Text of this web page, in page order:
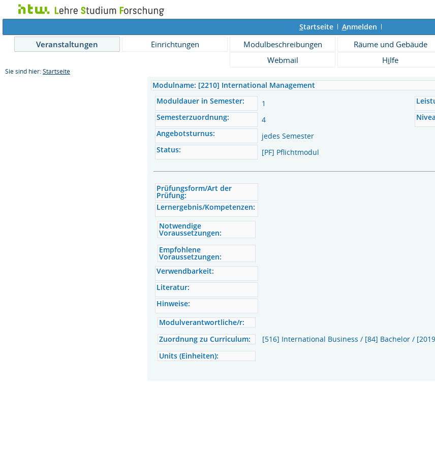
Startseite Anmelden
Veranstaltungen Einrichtungen Modulbeschreibungen Räume und Gebäude
Webmail
Hilfe
Sie sind hier: Startseite
Modulname: [2210] International Management
Moduldauer in Semester:
1
Semesterzuordnung:
4
Angebotsturnus:
jedes Semester
Status:
[PF] Pflichtmodul
Prüfungsform/Art der
Prüfung:
Lernergebnis/Kompetenzen:
Notwendige
Voraussetzungen:
Empfohlene
Voraussetzungen:
Verwendbarkeit:
Literatur:
Hinweise:
Modulverantwortliche/r:
Zuordnung zu Curriculum:
[516] International Business / [84] Bachelor /
Units (Einheiten):